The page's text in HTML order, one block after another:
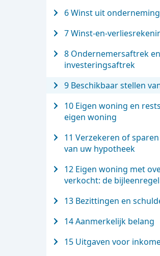
6 Winst uit onderneming
7 Winst-en-
8 Ondernemersaftrek en
investeringsaftrek
9 Beschikbaar stellen
10 Eigen woning en
eigen woning
11 Verzekeren of
van uw hypotheek
12 Eigen woning met
verkocht: de
13 Bezittingen en
14 Aanmerkelijk belang
15 Uitgaven voor